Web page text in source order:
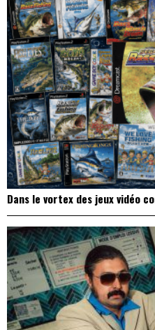
Dans le vortex des jeux vidéo